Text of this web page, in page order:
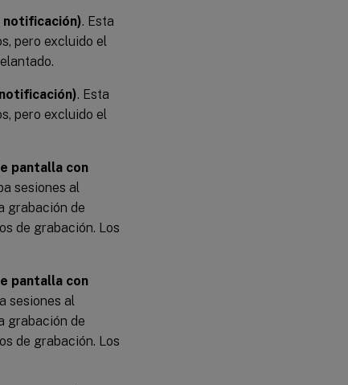
notificación). Esta
pero excluido el
. Esta
pero excluido el
pantalla con
sesiones al
grabación de
de grabación. Los
pantalla con
sesiones al
grabación de
de grabación. Los